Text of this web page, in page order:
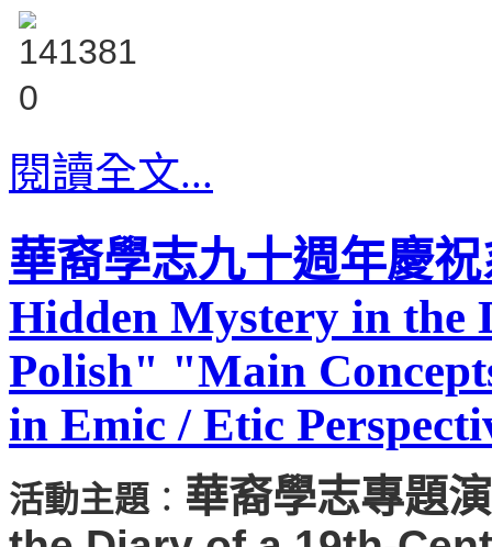
閱讀全文...
華裔學志九十週年慶
Hidden Mystery in the
Polish" "Main
in Emic / Etic
活動主題： 華裔學志專題